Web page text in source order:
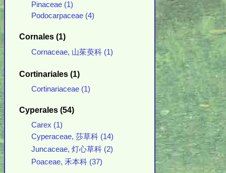
Pinaceae (1)
Podocarpaceae (4)
Cornales (1)
Cornaceae, 山茱萸科 (1)
Cortinariales (1)
Cortinariaceae (1)
Cyperales (54)
Carex (1)
Cyperaceae, 莎草科 (14)
Juncaceae, 灯心草科 (2)
Poaceae, 禾本科 (37)